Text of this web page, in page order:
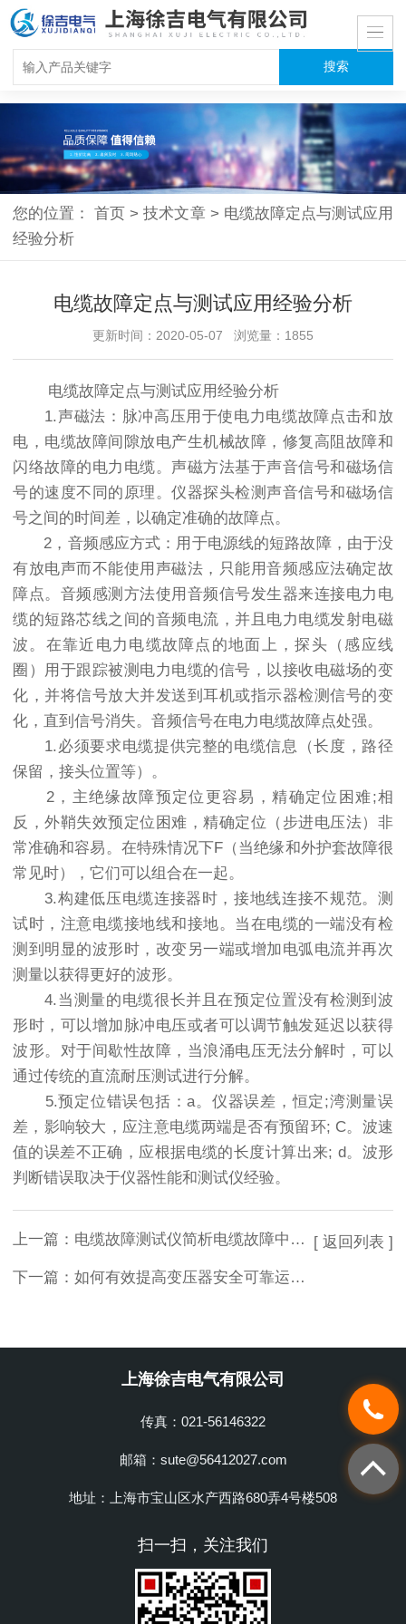
您的位置：首页 > 技术文章 > 电缆故障定点与测试应用
经验分析
电缆故障定点与测试应用经验分析
更新时间：2020-05-07 浏览量：1855
电缆故障定点与测试应用经验分析
1.声磁法：脉冲高压用于使电力电缆故障点击和放
电，电缆故障间隙放电产生机械故障，修复高阻故障和
闪络故障的电力电缆。声磁方法基于声音信号和磁场信
号的速度不同的原理。仪器探头检测声音信号和磁场信
号之间的时间差，以确定准确的故障点。
2，音频感应方式：用于电源线的短路故障，由于没
有放电声而不能使用声磁法，只能用音频感应法确定故
障点。音频感测方法使用音频信号发生器来连接电力电
缆的短路芯线之间的音频电流，并且电力电缆发射电磁
波。在靠近电力电缆故障点的地面上，探头（感应线
圈）用于跟踪被测电力电缆的信号，以接收电磁场的变
化，并将信号放大并发送到耳机或指示器检测信号的变
化，直到信号消失。音频信号在电力电缆故障点处强。
1.必须要求电缆提供完整的电缆信息（长度，路径
保留，接头位置等）。
2，主绝缘故障预定位更容易，精确定位困难;相
反，外鞘失效预定位困难，精确定位（步进电压法）非
常准确和容易。在特殊情况下F（当绝缘和外护套故障很
常见时），它们可以组合在一起。
3.构建低压电缆连接器时，接地线连接不规范。测
试时，注意电缆接地线和接地。当在电缆的一端没有检
测到明显的波形时，改变另一端或增加电弧电流并再次
测量以获得更好的波形。
4.当测量的电缆很长并且在预定位置没有检测到波
形时，可以增加脉冲电压或者可以调节触发延迟以获得
波形。对于间歇性故障，当浪涌电压无法分解时，可以
通过传统的直流耐压测试进行分解。
5.预定位错误包括：a。仪器误差，恒定;湾测量误
差，影响较大，应注意电缆两端是否有预留环; C。波速
值的误差不正确，应根据电缆的长度计算出来; d。波形
判断错误取决于仪器性能和测试仪经验。
上一篇： 电缆故障测试仪简析电缆故障中的低阻和高阻故障
下一篇： 如何有效提高变压器安全可靠运行的能力
[ 返回列表 ]
上海徐吉电气有限公司
传真：021-56146322
邮箱：sute@56412027.com
地址：上海市宝山区水产西路680弄4号楼508
扫一扫，关注我们